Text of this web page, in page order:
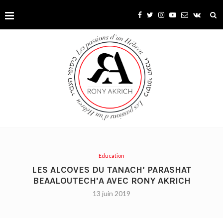
Education
LES ALCOVES DU TANACH’ PARASHAT
BEAALOUTECH’A AVEC RONY AKRICH
13 juin 2019